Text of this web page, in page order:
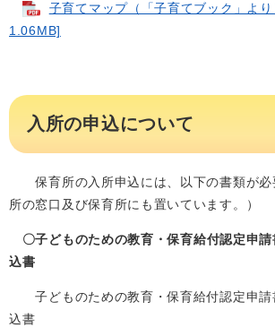
子育てマップ（「子育てブック」よ
1.06MB]
入所の申込について
保育所の入所申込には、以下の書類が必
所の窓口及び保育所にも置いています。）
〇子どものための教育・保育給付認定申
込書
子どものための教育・保育給付認定申請
込書